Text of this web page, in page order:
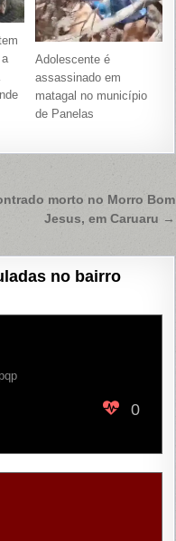
Adolescente é
assassinado em
matagal no município
de Panelas
morto no Morro Bom
Jesus, em Caruaru →
no bairro
0